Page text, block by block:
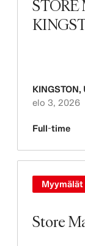
KINGSTON,
elo 3, 2026
Full-time
Store
Myymälät